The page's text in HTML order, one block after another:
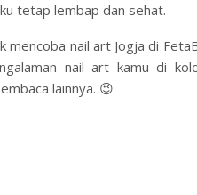
tetap lembap dan sehat.
mencoba nail art Jogja di
nail art kamu di
lainnya. 😉